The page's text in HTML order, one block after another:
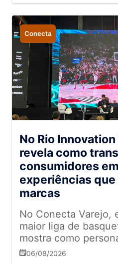
Conecta
No Rio
revela como
consumidores
experiências
marcas
No Conecta Varejo,
maior liga de
mostra como
entretenimento e
06/08/2026